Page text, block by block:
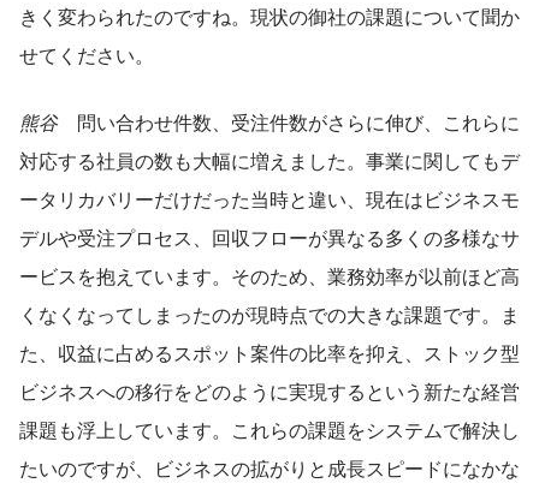
きく変わられたのですね。現状の御社の課題について聞か
せてください。
熊谷 問い合わせ件数、受注件数がさらに伸び、これらに
対応する社員の数も大幅に増えました。事業に関してもデ
ータリカバリーだけだった当時と違い、現在はビジネスモ
デルや受注プロセス、回収フローが異なる多くの多様なサ
ービスを抱えています。そのため、業務効率が以前ほど高
くなくなってしまったのが現時点での大きな課題です。ま
た、収益に占めるスポット案件の比率を抑え、ストック型
ビジネスへの移行をどのように実現するという新たな経営
課題も浮上しています。これらの課題をシステムで解決し
たいのですが、ビジネスの拡がりと成長スピードになかな